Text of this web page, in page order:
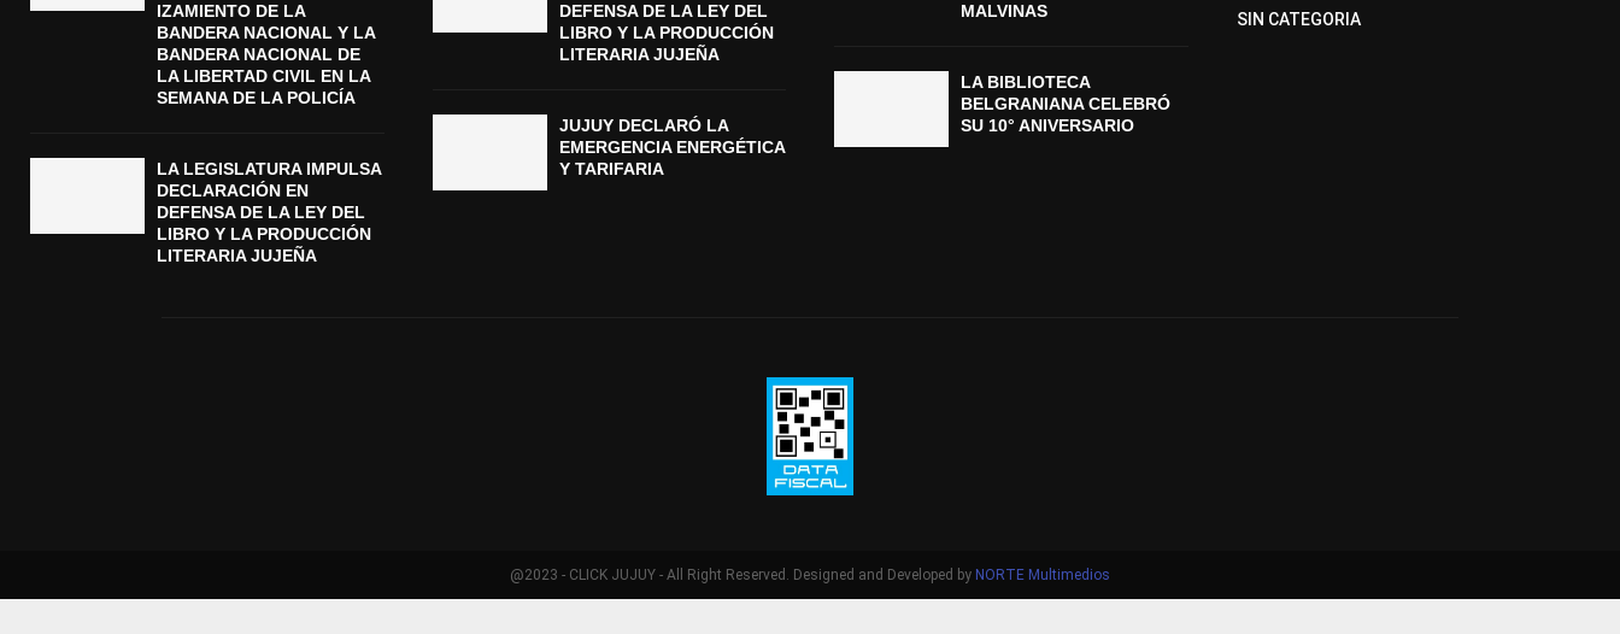
IZAMIENTO DE LA
BANDERA NACIONAL Y LA
BANDERA NACIONAL DE
LA LIBERTAD CIVIL EN LA
SEMANA DE LA POLICÍA
LA LEGISLATURA IMPULSA
DECLARACIÓN EN
DEFENSA DE LA LEY DEL
LIBRO Y LA PRODUCCIÓN
LITERARIA JUJEÑA
DEFENSA DE LA LEY DEL
LIBRO Y LA PRODUCCIÓN
LITERARIA JUJEÑA
JUJUY DECLARÓ LA
EMERGENCIA ENERGÉTICA
Y TARIFARIA
MALVINAS
LA BIBLIOTECA
BELGRANIANA CELEBRÓ
SU 10° ANIVERSARIO
SIN CATEGORIA
@2023 - CLICK JUJUY - All Right Reserved. Designed and Developed by NORTE Multimedios